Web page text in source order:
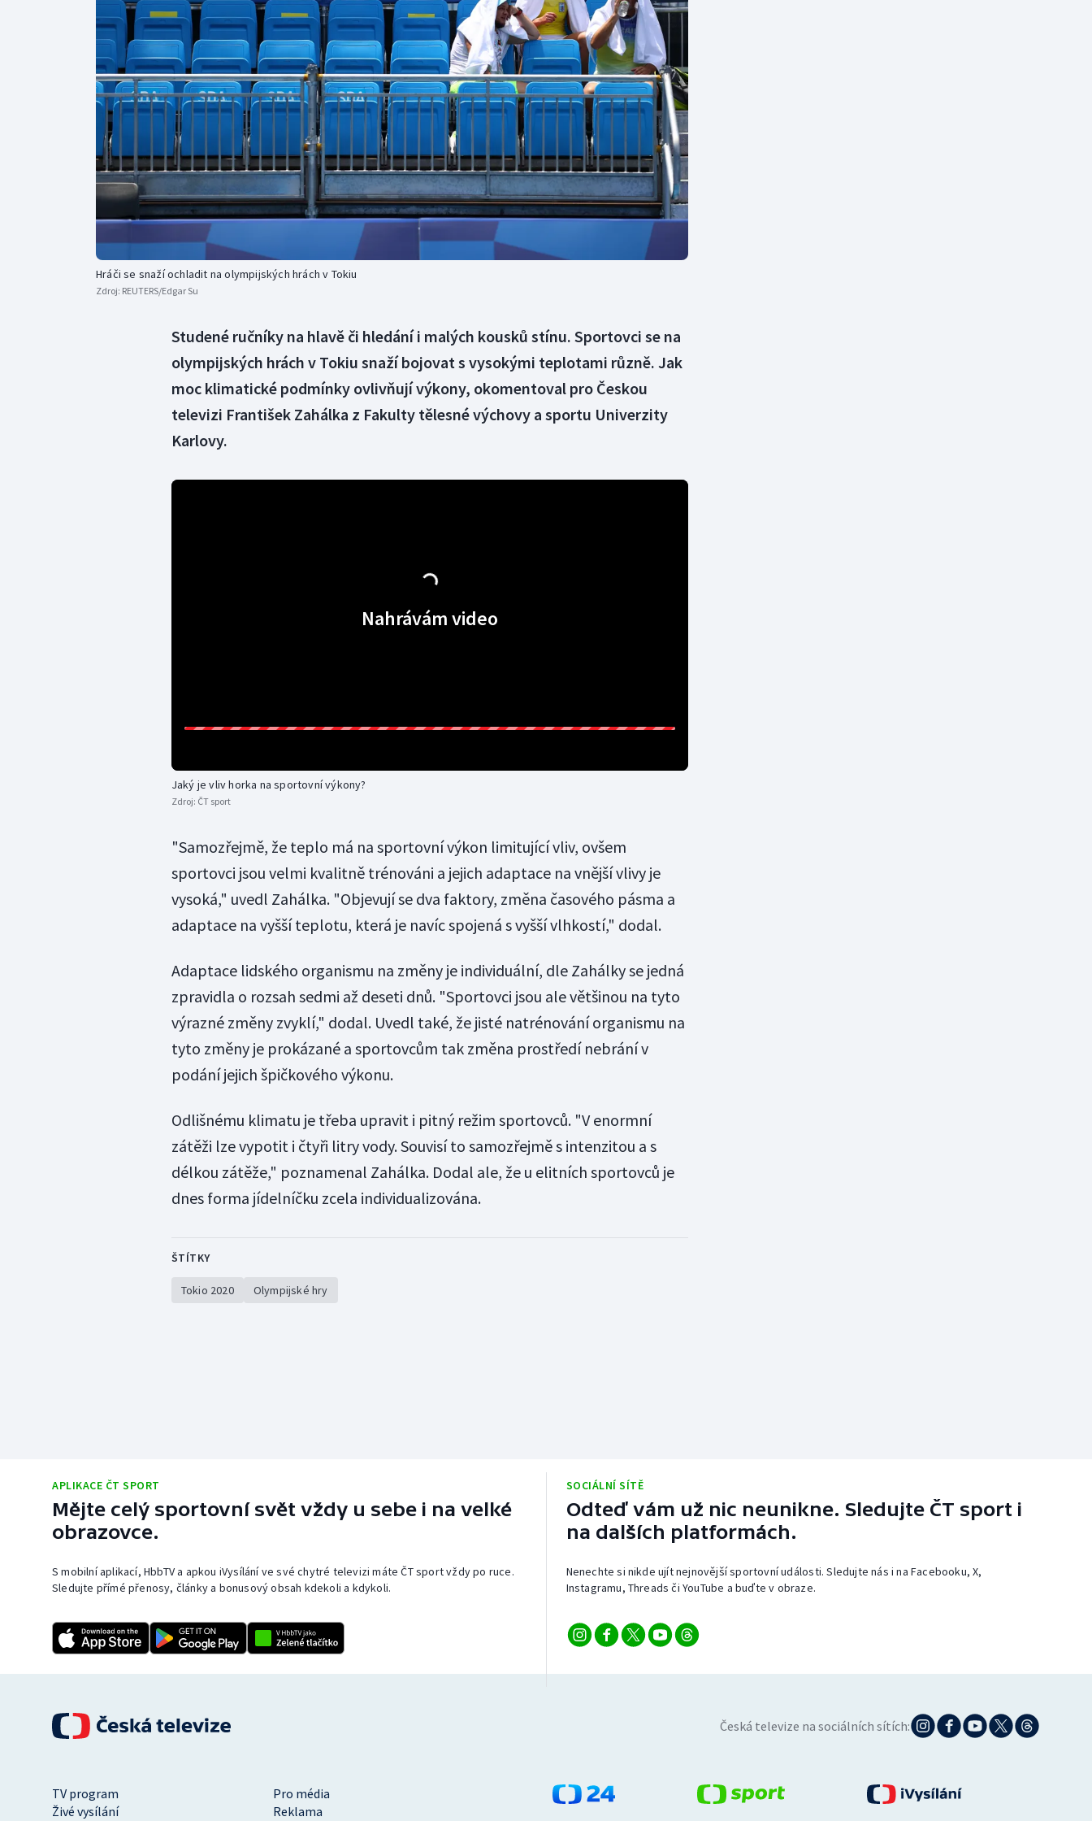
Curling
Dostihy
Florbal
Golf
Gymnastika
Moderní pětiboj
Motorsport
Olympijské hry
Parasport
Plavání
Plážový volejbal
Triatlon
Veslování
Vodní slalom
Ostatní
Hráči se snaží ochladit na olympijských hrách v Tokiu
Zdroj: REUTERS/Edgar Su
Studené ručníky na hlavě či hledání i malých kousků stínu. Sportovci se na
olympijských hrách v Tokiu snaží bojovat s vysokými teplotami různě. Jak
moc klimatické podmínky ovlivňují výkony, okomentoval pro Českou
televizi František Zahálka z Fakulty tělesné výchovy a sportu Univerzity
Karlovy.
Nahrávám video
Jaký je vliv horka na sportovní výkony?
Zdroj: ČT sport
"Samozřejmě, že teplo má na sportovní výkon limitující vliv, ovšem
sportovci jsou velmi kvalitně trénováni a jejich adaptace na vnější vlivy je
vysoká," uvedl Zahálka. "Objevují se dva faktory, změna časového pásma a
adaptace na vyšší teplotu, která je navíc spojená s vyšší vlhkostí," dodal.
Adaptace lidského organismu na změny je individuální, dle Zahálky se jedná
zpravidla o rozsah sedmi až deseti dnů. "Sportovci jsou ale většinou na tyto
výrazné změny zvyklí," dodal. Uvedl také, že jisté natrénování organismu na
tyto změny je prokázané a sportovcům tak změna prostředí nebrání v
podání jejich špičkového výkonu.
Odlišnému klimatu je třeba upravit i pitný režim sportovců. "V enormní
zátěži lze vypotit i čtyři litry vody. Souvisí to samozřejmě s intenzitou a s
délkou zátěže," poznamenal Zahálka. Dodal ale, že u elitních sportovců je
dnes forma jídelníčku zcela individualizována.
ŠTÍTKY
Tokio 2020 Olympijské hry
APLIKACE ČT SPORT
Mějte celý sportovní svět vždy u sebe i na velké
obrazovce.
S mobilní aplikací, HbbTV a apkou iVysílání ve své chytré televizi máte ČT sport vždy po ruce.
Sledujte přímé přenosy, články a bonusový obsah kdekoli a kdykoli.
SOCIÁLNÍ SÍTĚ
Odteď vám už nic neunikne. Sledujte ČT sport i
na dalších platformách.
Nenechte si nikde ujít nejnovější sportovní události. Sledujte nás i na Facebooku, X,
Instagramu, Threads či YouTube a buďte v obraze.
Česká televize na sociálních sítích:
TV program
Pro média
Živé vysílání
Reklama